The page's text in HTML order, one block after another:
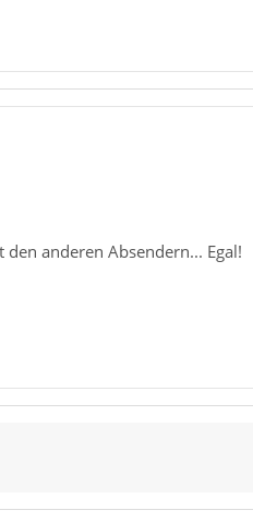
anderen Absendern... Egal!